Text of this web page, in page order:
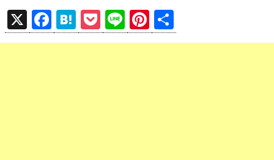
X
F
a
H
at
P
o
Li
n
Pi
nt 有